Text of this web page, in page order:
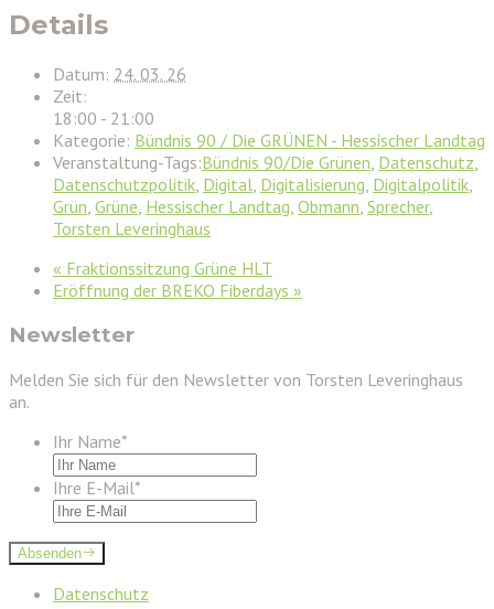
Details
Datum: 24. 03. 26
Zeit:
18:00 - 21:00
Kategorie: Bündnis 90 / Die GRÜNEN - Hessischer Landtag
Veranstaltung-Tags:Bündnis 90/Die Grünen, Datenschutz,
Datenschutzpolitik, Digital, Digitalisierung, Digitalpolitik,
Grün, Grüne, Hessischer Landtag, Obmann, Sprecher,
Torsten Leveringhaus
« Fraktionssitzung Grüne HLT
Eröffnung der BREKO Fiberdays »
Newsletter
Melden Sie sich für den Newsletter von Torsten Leveringhaus
an.
Ihr Name*
Ihre E-Mail*
Absenden
Datenschutz